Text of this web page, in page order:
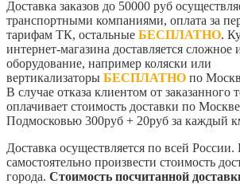
Доставка заказов до 50000 руб
транспортными компаниями, оплата за
тарифам ТК, остальные БЕСПЛАТНО.
интернет-магазина доставляется сложное
оборудование, например коляски или
вертикализаторы БЕСПЛАТНО по
В случае отказа клиентом от заказанного
оплачивает стоимость доставки по
Подмосковью 300руб + 20руб за каждый
Доставка осуществляется по всей
самостоятельно произвести стоимость
города. Стоимость посчитанной